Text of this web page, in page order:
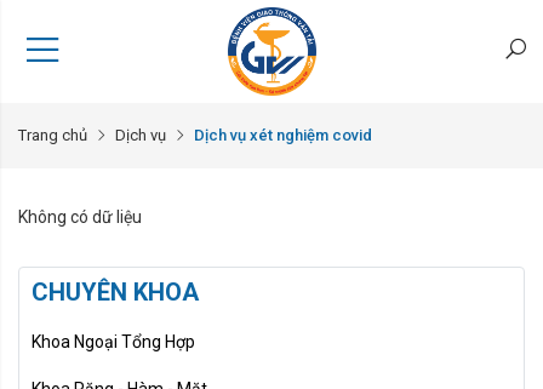
Trang chủ Dịch vụ Dịch vụ xét nghiệm covid
Không có dữ liệu
CHUYÊN KHOA
Khoa Ngoại Tổng Hợp